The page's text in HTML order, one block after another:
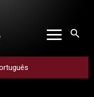
search